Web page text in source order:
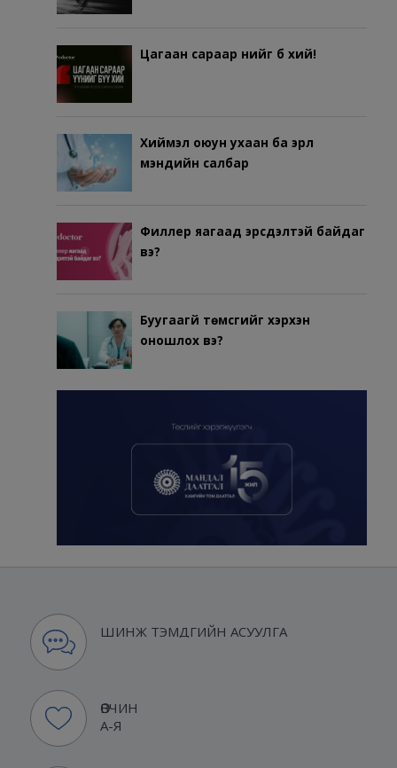
Цагаан сараар үүнийг бүү хий!
Хиймэл оюун ухаан ба эрүүл
мэндийн салбар
Филлер яагаад эрсдэлтэй байдаг
вэ?
Буугаагүй төмсгийг хэрхэн
оношлох вэ?
ШИНЖ ТЭМДГИЙН АСУУЛГА
ӨВЧИН
А-Я